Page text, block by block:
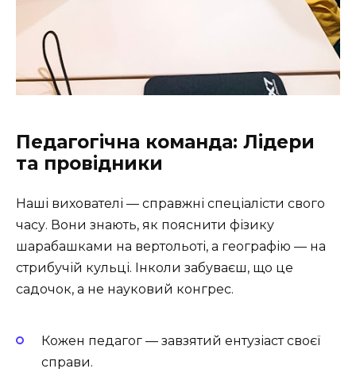
Педагогічна команда: Лідери
та провідники
Наші вихователі — справжні спеціалісти свого
часу. Вони знають, як пояснити фізику
шарабашками на вертольоті, а географію — на
стрибучій кульці. Інколи забуваєш, що це
садочок, а не науковий конгрес.
Кожен педагог — завзятий ентузіаст своєї
справи.